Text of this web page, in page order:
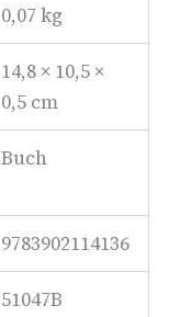
0,07 kg
14,8 × 10,5 ×
0,5 cm
Buch
9783902114136
51047B